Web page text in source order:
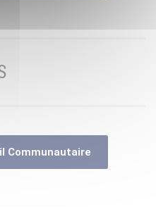
Communautaire